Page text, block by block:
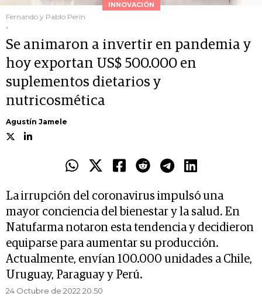
INNOVACIÓN
Fernando y Pablo Perin
.
Se animaron a invertir en pandemia y
hoy exportan US$ 500.000 en
suplementos dietarios y
nutricosmética
Agustín Jamele
La irrupción del coronavirus impulsó una
mayor conciencia del bienestar y la salud. En
Natufarma notaron esta tendencia y decidieron
equiparse para aumentar su producción.
Actualmente, envían 100.000 unidades a Chile,
Uruguay, Paraguay y Perú.
24 Octubre de 2022 20.50